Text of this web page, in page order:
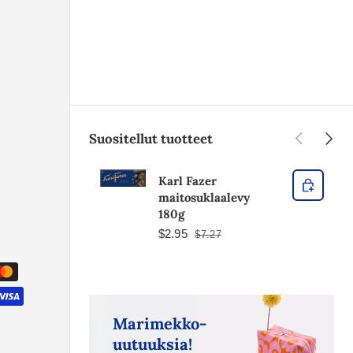
Suositellut tuotteet Edellinen
Karl Fazer
maitosuklaalevy
180g
$2.95 $7.27
Marimekko-
uutuuksia!